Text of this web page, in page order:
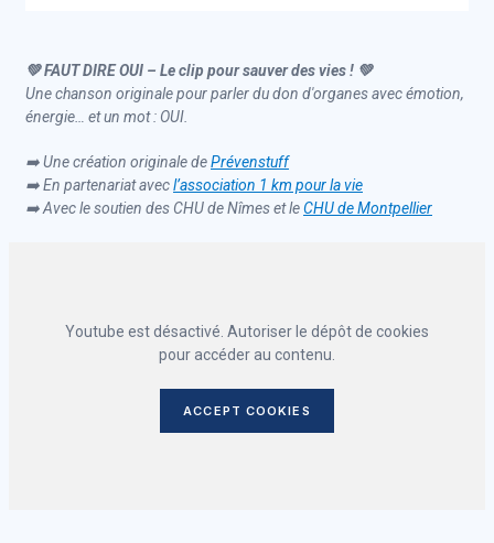
💚 FAUT DIRE OUI – Le clip pour sauver des vies ! 💚
Une chanson originale pour parler du don d'organes avec émotion,
énergie… et un mot : OUI.
➡️ Une création originale dePrévenstuff
➡️ En partenariat avecl’association 1 km pour la vie
➡️ Avec le soutien des CHU de Nîmes et leCHU de Montpellier
Youtube est désactivé. Autoriser le dépôt de cookies
pour accéder au contenu.
ACCEPT COOKIES